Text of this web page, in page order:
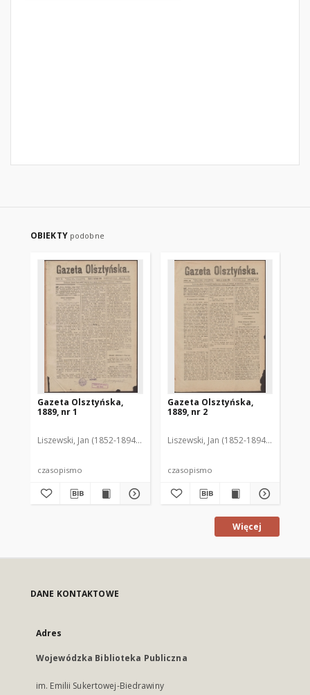
OBIEKTY podobne
Gazeta Olsztyńska,
1889, nr 1
Liszewski, Jan (1852-1894). Red.
czasopismo
Gazeta Olsztyńska,
1889, nr 2
Liszewski, Jan (1852-1894). Red.
czasopismo
Więcej
DANE KONTAKTOWE
Adres
Wojewódzka Biblioteka Publiczna
im. Emilii Sukertowej-Biedrawiny